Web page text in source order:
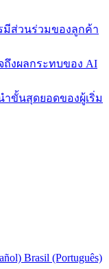
มีส่วนร่วมของลูกค้า
ถึงผลกระทบของ AI
ขั้นสุดยอดของผู้เริ่ม
Brasil (Português)